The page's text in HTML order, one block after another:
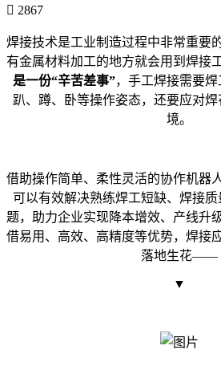
2867
焊接技术是工业制造过程中非常重要
有金属材料加工的地方就会用到焊接
是一份“辛苦差事”，手工焊接需要焊
趴、蹲、卧等操作姿态，还要应对
境。
借助操作简单、柔性灵活的协作机器
可以有效解决熟练焊工短缺、焊接
题，助力企业实现降本增效、产线升
借易用、高效、高精度等优势，焊接
落地生花——
▼